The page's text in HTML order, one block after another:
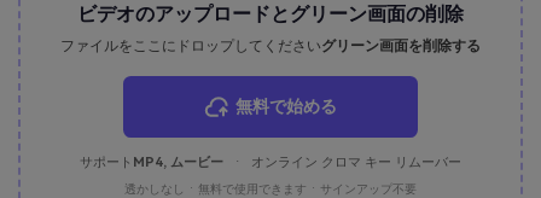
ビデオのアップロードとグリーン画面の削除
ファイルをここにドロップしてくださいグリーン画面を削除する
無料で始める
サポート MP4, ムービー · オンライン クロマ キー リムーバー
透かしなし · 無料で使用できます · サインアップ不要